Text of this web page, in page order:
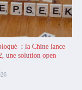
: la Chine lance
une solution open